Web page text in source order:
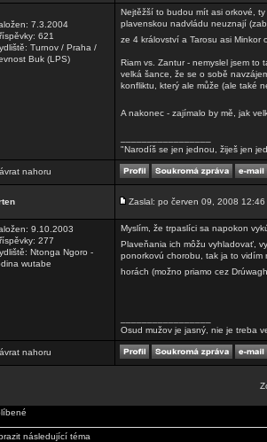
7.3.2004
621
Turnov / Praha /
Buk (LPS)
Nejtěžší to budou mít asi orkové,
plavenskou nadvládu neuznají
ze 4 království a Tarosu asi
Riam vs. Zantur - nemyslel jsem to
velká šance, že se o sobě
konfliktu, který ale může (ale také
A nakonec - zajímalo by mě, jak
"Narodíš se jen jednou, žiješ jen
nahoru
Zaslal: po červen 09, 2008 12:46
9.10.2003
277
Ntonga Ngoro -
wutabe
Myslím, že trpaslíci sa napokon
Plaveňania ich môžu vyhladovať,
ponorkovú chorobu, tak ja to vidím
horách (možno priamo cez
Osud mužov je jasný, nie je treba
nahoru
následující téma